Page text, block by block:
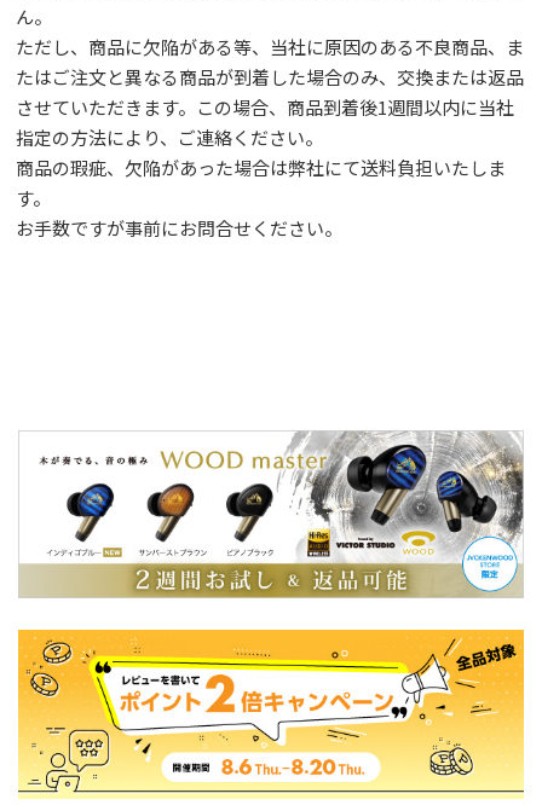
ん。
ただし、 商品に欠陥がある等、当社に原因のある不良商品、ま
たはご注文と異なる商品が到着した場合のみ、交換または返品
させていただきます。この場合、商品到着後1週間以内に当社
指定の方法により、ご連絡ください。
商品の瑕疵、欠陥があった場合は弊社にて送料負担いたしま
す。
お手数ですが事前にお問合せください。